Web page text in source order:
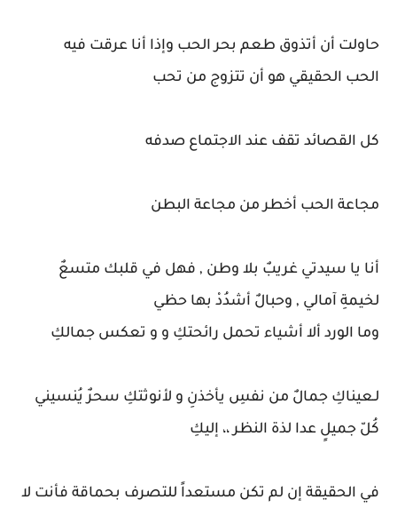
حاولت أن أتذوق طعم بحر الحب وإذا أنا عرقت فيه
الحب الحقيقي هو أن تتزوج من تحب
كل القصائد تقف عند الاجتماع صدفه
مجاعة الحب أخطر من مجاعة البطن
أنا يا سيدتي غريبٌ بلا وطن , فهل في قلبك متسعٌ
لخيمةِ آمالي , وحبالٌ أشدُدْ بها حظي
وما الورد ألا أشياء تحمل رائحتكِ و و تعكس جمالكِ
‏لـعيناكِ جمالٌ ‏من نفسِ يأخذنِ ‏و لأنوثتكِ سحرٌ ‏يُنسيني
كُلّ جميلٍ ‏عدا لذة النظر ،، إليكِ
في الحقيقة إن لم تكن مستعداً للتصرف بحماقة فأنت لا